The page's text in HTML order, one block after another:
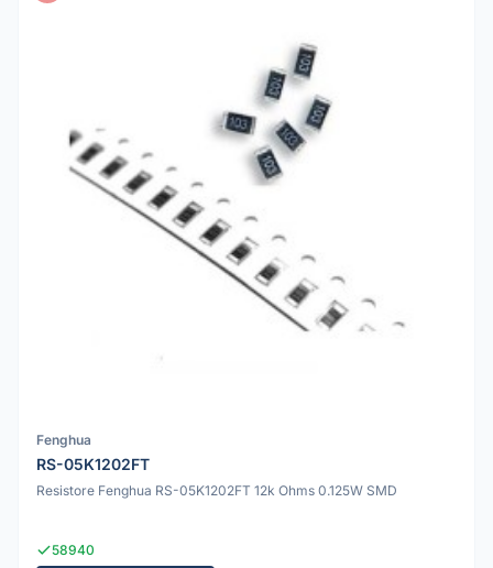
Fenghua
RS-05K1202FT
Resistore Fenghua RS-05K1202FT 12k Ohms 0.125W SMD
58940